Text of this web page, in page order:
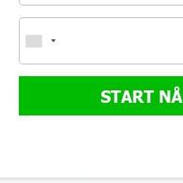
START NÅ